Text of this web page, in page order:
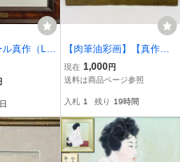
ル真作（Lo
）によ
のオリジ
ランスの
【肉筆油彩画】【真作】
作者不詳 SHENG サイン
有 P12号 アジア 農村風景
絵画 当時物
現在 1,000円
送料は商品ページ参照
入札 1 残り 19時間